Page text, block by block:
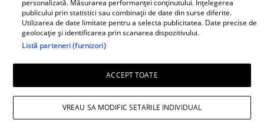
după divorțul de Cabral: „Mi-am permis
să plâng în public”
personalizată. Măsurarea performanței conținutului. Înțelegerea
publicului prin statistici sau combinații de date din surse diferite.
Utilizarea de date limitate pentru a selecta publicitatea. Date precise de
geolocație și identificarea prin scanarea dispozitivului.
Listă parteneri (furnizori)
ACCEPT TOATE
VREAU SA MODIFIC SETARILE INDIVIDUAL